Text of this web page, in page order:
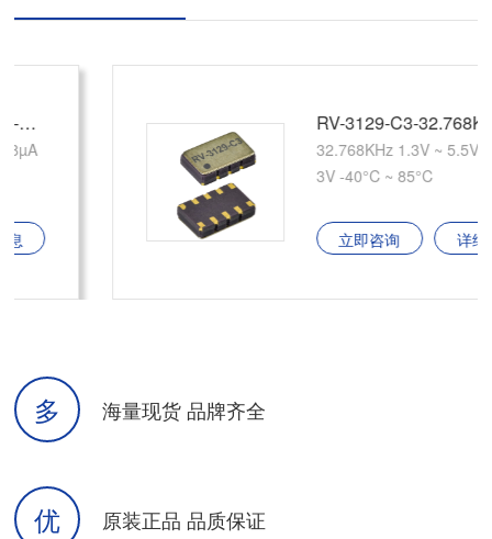
RV-3129-C3-32.768KHZ-OPTION-A-TA-QC
32.768KHz 1.3V ~ 5.5V 1µA @
3V -40°C ~ 85°C
立即咨询 详细信息
多 海量现货 品牌齐全
优 原装正品 品质保证